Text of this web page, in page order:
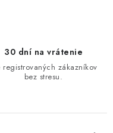
30 dní na vrátenie
registrovaných zákazníkov
bez stresu.